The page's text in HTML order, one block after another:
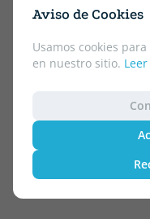
Aviso de Cookies
Usamos cookies
en nuestro sitio.
KINGDOM OF SLAVES
2.89 €
2.75 €